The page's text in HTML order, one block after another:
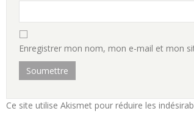
Enregistrer mon nom, mon e-mail et mon
Ce site utilise Akismet pour réduire les